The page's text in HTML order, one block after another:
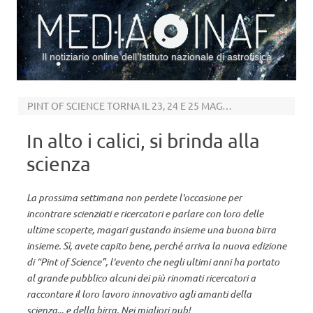
Il notiziario online dell’Istituto nazionale di astrofisica
PINT OF SCIENCE TORNA IL 23, 24 E 25 MAGGIO
In alto i calici, si brinda alla
scienza
La prossima settimana non perdete l'occasione per
incontrare scienziati e ricercatori e parlare con loro delle
ultime scoperte, magari gustando insieme una buona birra
insieme. Sì, avete capito bene, perché arriva la nuova edizione
di “Pint of Science”, l'evento che negli ultimi anni ha portato
al grande pubblico alcuni dei più rinomati ricercatori a
raccontare il loro lavoro innovativo agli amanti della
scienza... e della birra. Nei migliori pub!